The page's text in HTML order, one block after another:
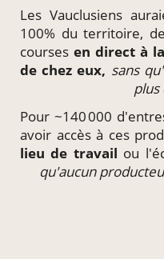
Les Vauclusiens
100% du territoire,
courses en direct à
de chez eux, sans
plus
Pour ~140 000
avoir accès à ces
lieu de travail ou
qu'aucun